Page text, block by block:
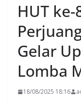
HUT ke-
Gelar
Lomba
18/08/2025 18:16